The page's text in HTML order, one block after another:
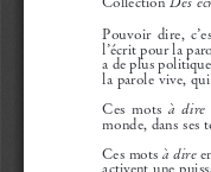
Pouvoir  dire,
l’écrit pour la
a de plus
la  parole  vive,
Ces  mots à  dire
monde,  dans  ses
Ces mots à dire
activent  une